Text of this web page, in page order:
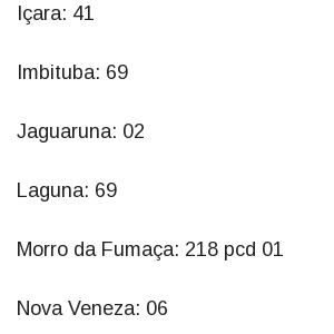
Içara: 41
Imbituba: 69
Jaguaruna: 02
Laguna: 69
Morro da Fumaça: 218 pcd 01
Nova Veneza: 06